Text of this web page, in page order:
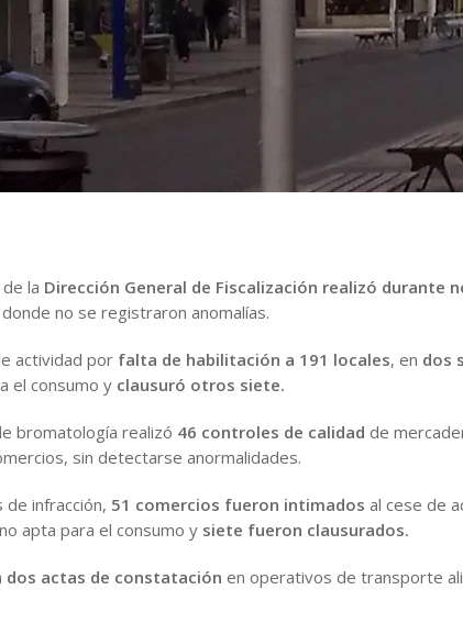
la Dirección General de Fiscalización realizó durante
no se registraron anomalías.
actividad por falta de habilitación a 191 locales, en dos
el consumo y clausuró otros siete.
bromatología realizó 46 controles de calidad de
sin detectarse anormalidades.
de infracción, 51 comercios fueron intimados al cese de
no apta para el consumo y siete fueron clausurados.
dos actas de constatación en operativos de transporte